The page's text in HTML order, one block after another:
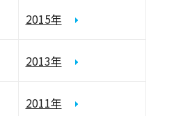
2015年
2013年
2011年